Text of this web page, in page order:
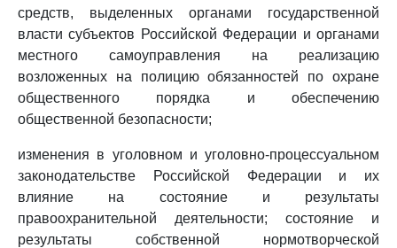
средств, выделенных органами государственной
власти субъектов Российской Федерации и органами
местного самоуправления на реализацию
возложенных на полицию обязанностей по охране
общественного порядка и обеспечению
общественной безопасности;
изменения в уголовном и уголовно-процессуальном
законодательстве Российской Федерации и их
влияние на состояние и результаты
правоохранительной деятельности; состояние и
результаты собственной нормотворческой